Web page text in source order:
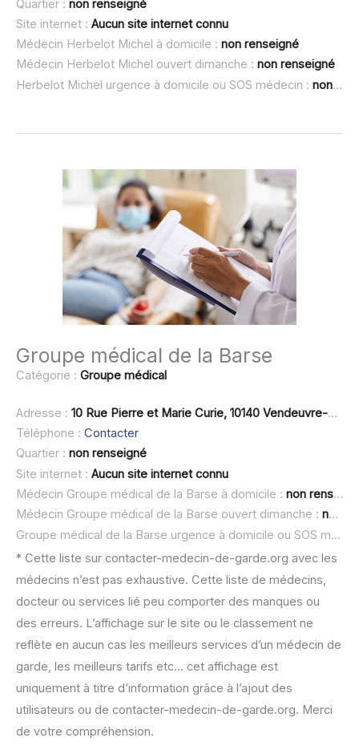
Quartier : non renseigné
Site internet : Aucun site internet connu
Médecin Herbelot Michel à domicile : non renseigné
Médecin Herbelot Michel ouvert dimanche : non renseigné
Herbelot Michel urgence à domicile ou SOS médecin : non renseigné
Groupe médical de la Barse
Catégorie : Groupe médical
Adresse : 10 Rue Pierre et Marie Curie, 10140 Vendeuvre-sur-Barse
Téléphone : Contacter
Quartier : non renseigné
Site internet : Aucun site internet connu
Médecin Groupe médical de la Barse à domicile : non renseigné
Médecin Groupe médical de la Barse ouvert dimanche : non renseigné
Groupe médical de la Barse urgence à domicile ou SOS médecin :
* Cette liste sur contacter-medecin-de-garde.org avec les
médecins n’est pas exhaustive. Cette liste de médecins,
docteur ou services lié peu comporter des manques ou
des erreurs. L’affichage sur le site ou le classement ne
reflète en aucun cas les meilleurs services d’un médecin de
garde, les meilleurs tarifs etc… cet affichage est
uniquement à titre d’information grâce à l’ajout des
utilisateurs ou de contacter-medecin-de-garde.org. Merci
de votre compréhension.